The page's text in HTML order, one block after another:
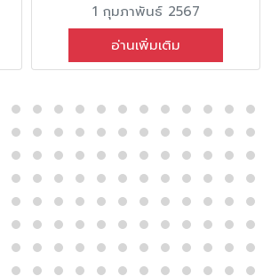
1 กุมภาพันธ์ 2567
อ่านเพิ่มเติม